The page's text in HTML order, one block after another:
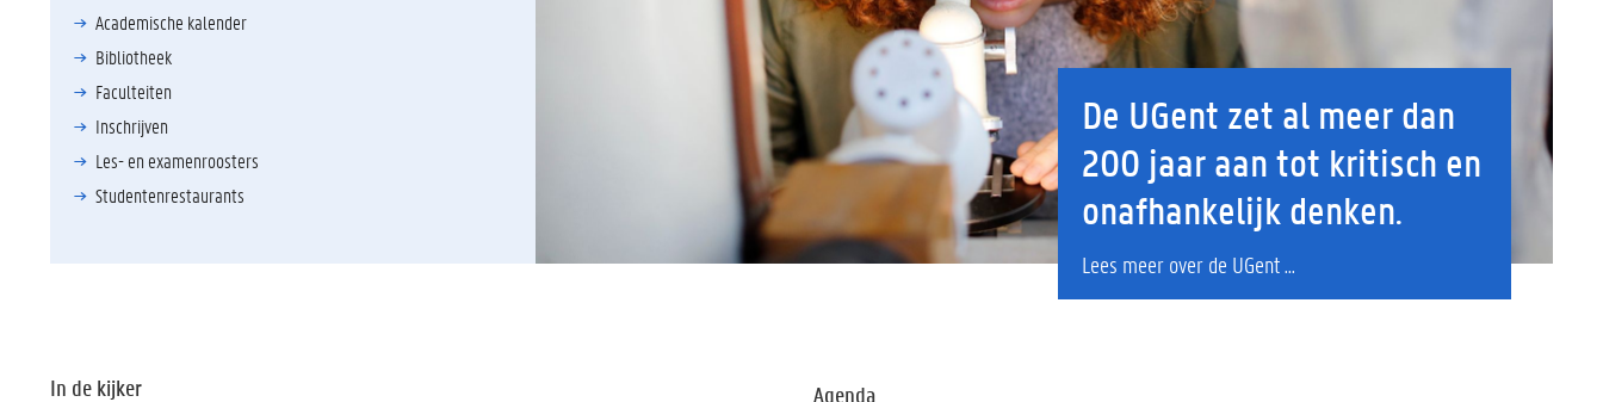
Academische kalender
Bibliotheek
Faculteiten
Inschrijven
Les- en examenroosters
Studentenrestaurants
De UGent zet al meer dan
200 jaar aan tot kritisch en
onafhankelijk denken.
Lees meer over de UGent ...
In de kijker Agenda